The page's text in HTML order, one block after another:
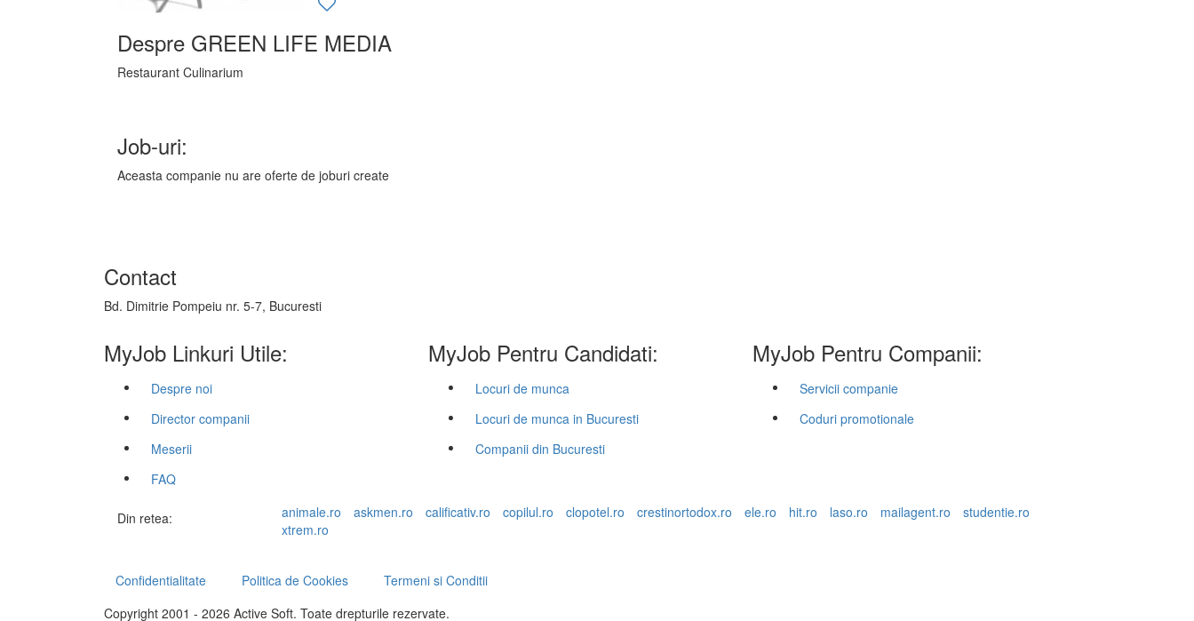
Despre GREEN LIFE MEDIA
Restaurant Culinarium
Job-uri:
Aceasta companie nu are oferte de joburi create
Contact
Bd. Dimitrie Pompeiu nr. 5-7, Bucuresti
MyJob Linkuri Utile:
Despre noi
Director companii
Meserii
FAQ
MyJob Pentru Candidati:
Locuri de munca
Locuri de munca in Bucuresti
Companii din Bucuresti
MyJob Pentru Companii:
Servicii companie
Coduri promotionale
Din retea: animale.ro askmen.ro calificativ.ro copilul.ro clopotel.ro crestinortodox.ro ele.ro hit.ro laso.ro mailagent.ro
studentie.ro
xtrem.ro
Confidentialitate Politica de Cookies
Termeni si Conditii
Copyright 2001 - 2026 Active Soft. Toate drepturile rezervate.